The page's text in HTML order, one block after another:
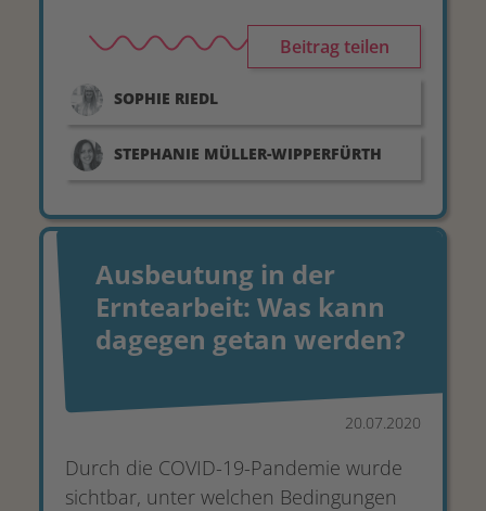
Beitrag teilen
SOPHIE RIEDL
STEPHANIE MÜLLER-WIPPERFÜRTH
Ausbeutung in der
Erntearbeit: Was kann
dagegen getan werden?
Durch die COVID-19-Pandemie wurde
sichtbar, unter welchen Bedingungen
20.07.2020